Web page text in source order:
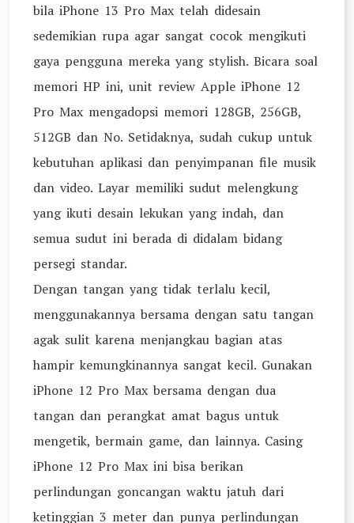
bila iPhone 13 Pro Max telah didesain
sedemikian rupa agar sangat cocok mengikuti
gaya pengguna mereka yang stylish. Bicara soal
memori HP ini, unit review Apple iPhone 12
Pro Max mengadopsi memori 128GB, 256GB,
512GB dan No. Setidaknya, sudah cukup untuk
kebutuhan aplikasi dan penyimpanan file musik
dan video. Layar memiliki sudut melengkung
yang ikuti desain lekukan yang indah, dan
semua sudut ini berada di didalam bidang
persegi standar.
Dengan tangan yang tidak terlalu kecil,
menggunakannya bersama dengan satu tangan
agak sulit karena menjangkau bagian atas
hampir kemungkinannya sangat kecil. Gunakan
iPhone 12 Pro Max bersama dengan dua
tangan dan perangkat amat bagus untuk
mengetik, bermain game, dan lainnya. Casing
iPhone 12 Pro Max ini bisa berikan
perlindungan goncangan waktu jatuh dari
ketinggian 3 meter dan punya perlindungan